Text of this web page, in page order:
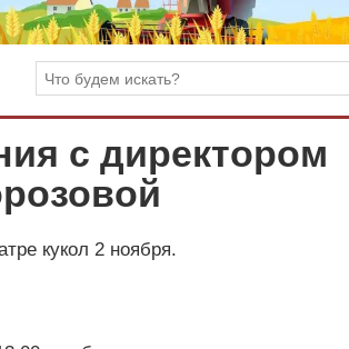
с директором
кукол 2 ноября.